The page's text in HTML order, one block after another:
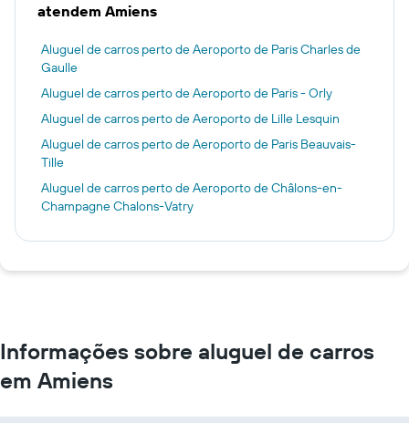
atendem Amiens
Aluguel de carros perto de Aeroporto de Paris Charles de
Gaulle
Aluguel de carros perto de Aeroporto de Paris - Orly
Aluguel de carros perto de Aeroporto de Lille Lesquin
Aluguel de carros perto de Aeroporto de Paris Beauvais-
Tille
Aluguel de carros perto de Aeroporto de Châlons-en-
Champagne Chalons-Vatry
Informações sobre aluguel de carros
em Amiens